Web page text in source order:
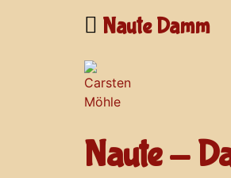
Naute Damm
Naute -